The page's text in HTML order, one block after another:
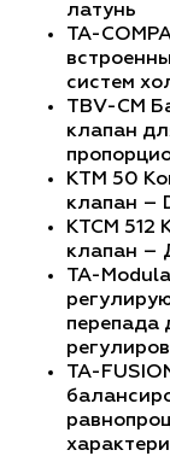
латунь
TA-
систем
TBV-CM
клапан
KTM 50
клапан –
KTCM
клапан –
TA-
перепада
TA-